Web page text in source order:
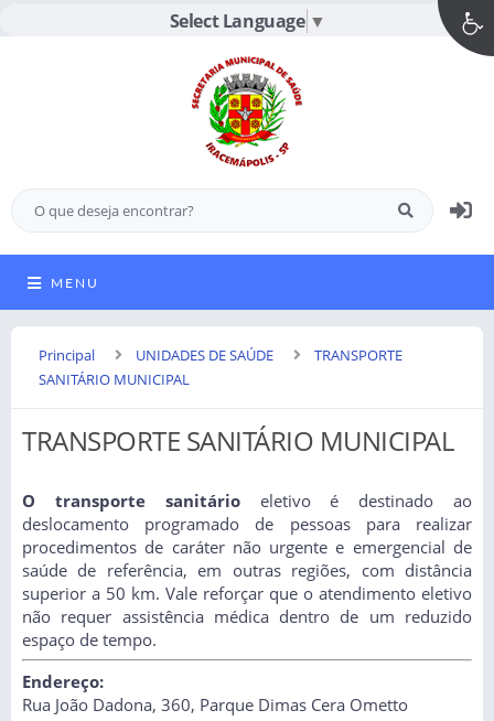
Select Language ▼
MENU
Principal UNIDADES DE SAÚDE
TRANSPORTE
SANITÁRIO MUNICIPAL
TRANSPORTE SANITÁRIO MUNICIPAL
O transporte sanitárioeletivo é destinado ao
deslocamento programado de pessoas para realizar
procedimentos de caráter não urgente e emergencial de
saúde de referência, em outras regiões, com distância
superior a 50 km. Vale reforçar que o atendimento eletivo
não requer assistência médica dentro de um reduzido
espaço de tempo.
Endereço:
Rua João Dadona, 360, Parque Dimas Cera Ometto